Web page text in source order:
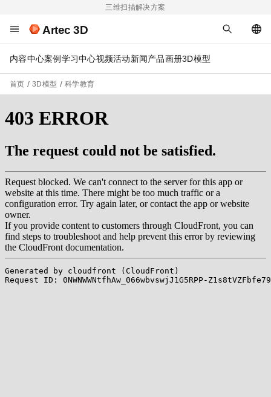
三维扫描解决方案
Artec 3D
内容中心案例 学习中心视频活动新闻产品画册3D模型
首页 3D模型 科学教育